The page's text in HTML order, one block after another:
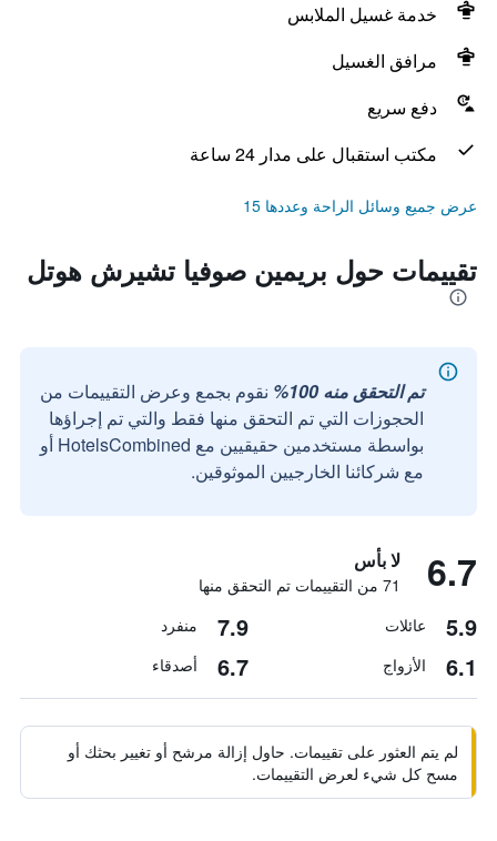
خدمة غسيل الملابس
مرافق الغسيل
دفع سريع
مكتب استقبال على مدار 24 ساعة
عرض جميع وسائل الراحة وعددها 15
تقييمات حول بريمين صوفيا تشيرش هوتل
تم التحقق منه 100%
نقوم بجمع وعرض التقييمات من
الحجوزات التي تم التحقق منها فقط والتي تم إجراؤها
بواسطة مستخدمين حقيقيين مع HotelsCombined أو
مع شركائنا الخارجيين الموثوقين.
6.7 لا بأس
71 من التقييمات تم التحقق منها
5.9 عائلات 7.9 منفرد
6.1 الأزواج 6.7 أصدقاء
لم يتم العثور على تقييمات. حاول إزالة مرشح أو تغيير بحثك أو
مسح كل شيء لعرض التقييمات.